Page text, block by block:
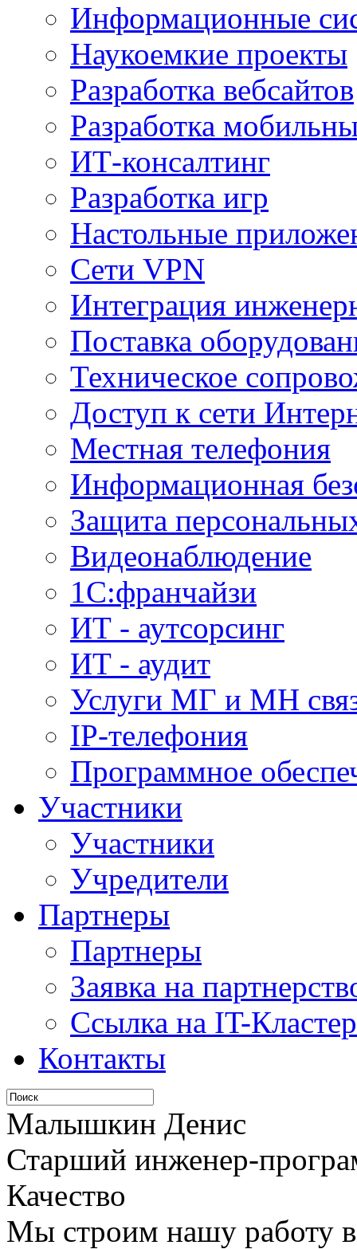
Информационные
Наукоемкие проекты
Разработка вебсайтов
Разработка
ИТ-консалтинг
Разработка игр
Настольные
Сети VPN
Интеграция
Поставка
Техническое
Доступ к сети
Местная телефония
Информационная
Защита
Видеонаблюдение
1С:франчайзи
ИТ - аутсорсинг
ИТ - аудит
Услуги МГ и МН
IP-телефония
Программное
Участники
Участники
Учредители
Партнеры
Партнеры
Заявка на
Ссылка на IT-Кластер
Контакты
Малышкин Денис
Старший инженер-
Качество
Мы строим нашу работу в